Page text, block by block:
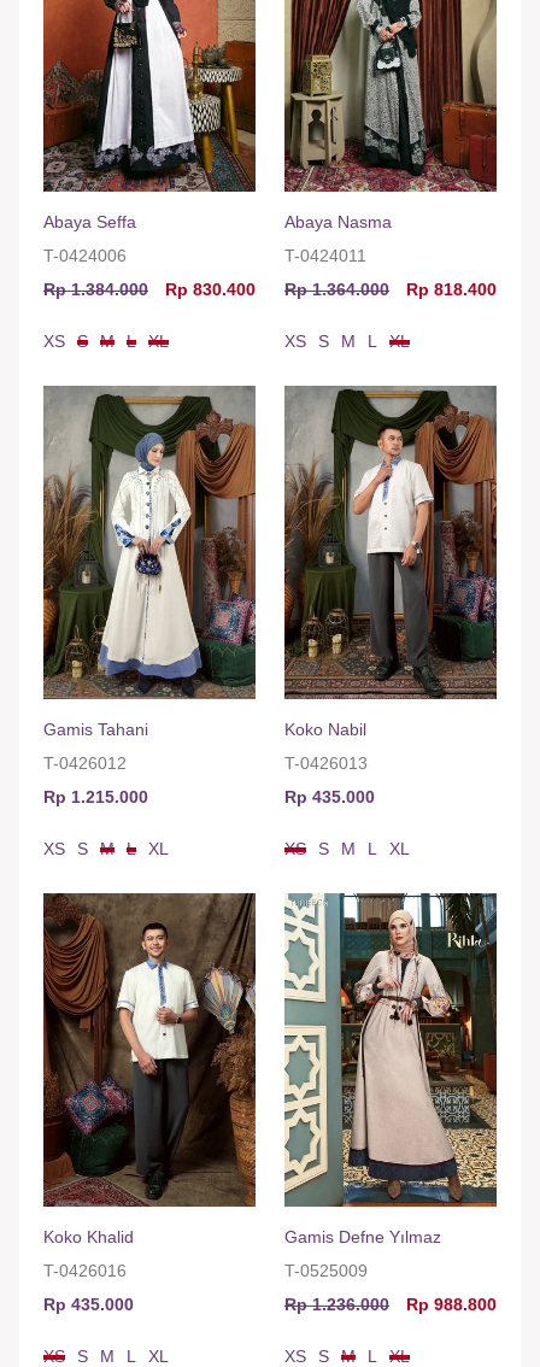
Abaya Seffa
T-0424006
Rp 1.384.000
Rp 830.400
XS S M L XL
Abaya Nasma
T-0424011
Rp 1.364.000
Rp 818.400
XS S M L XL
Gamis Tahani
T-0426012
Rp 1.215.000
XS S M L XL
Koko Nabil
T-0426013
Rp 435.000
XS S M L XL
Koko Khalid
T-0426016
Rp 435.000
XS S M L XL
Gamis Defne Yılmaz
T-0525009
Rp 1.236.000
Rp 988.800
XS S M L XL